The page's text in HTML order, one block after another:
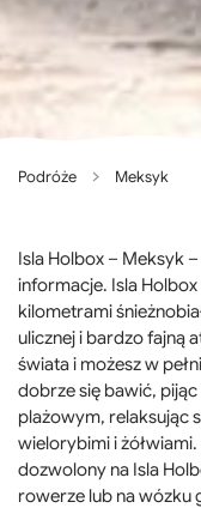
Podróże Meksyk
Isla Holbox – Meksyk
informacje. Isla
kilometrami
ulicznej i bardzo fajną
świata i możesz w
dobrze się bawić,
plażowym, relaksując
wielorybimi i
dozwolony na Isla
rowerze lub na wózku